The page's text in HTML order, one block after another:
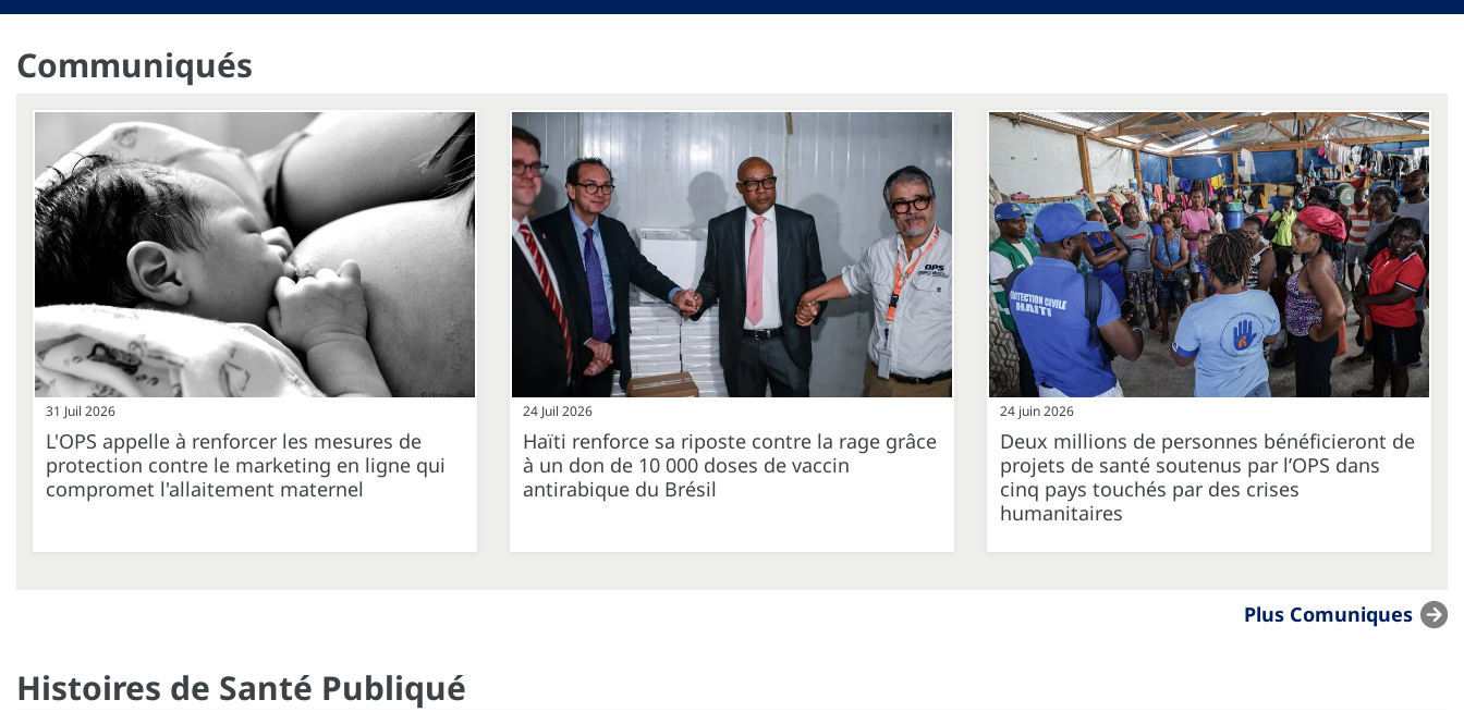
Communiqués
31 Juil 2026
L'OPS appelle à renforcer les mesures de
protection contre le marketing en ligne qui
compromet l'allaitement maternel
24 Juil 2026
Haïti renforce sa riposte contre la rage grâce
à un don de 10 000 doses de vaccin
antirabique du Brésil
24 juin 2026
Deux millions de personnes bénéficieront de
projets de santé soutenus par l’OPS dans
cinq pays touchés par des crises
humanitaires
Plus Comuniques
Histoires de Santé Publiqué